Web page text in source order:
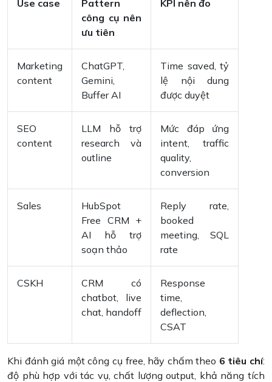
Use case
Pattern
công cụ nên
ưu tiên
KPI nên đo
Marketing
content
ChatGPT,
Gemini,
Buffer AI
Time saved, tỷ
lệ nội dung
được duyệt
SEO
content
LLM hỗ trợ
research và
outline
Mức đáp ứng
intent, traffic
quality,
conversion
Sales
HubSpot
Free CRM +
AI hỗ trợ
soạn thảo
Reply rate,
booked
meeting, SQL
rate
CSKH
CRM có
chatbot, live
chat, handoff
Response
time,
deflection,
CSAT
Khi đánh giá một công cụ free, hãy chấm theo 6 tiêu chí:
độ phù hợp với tác vụ, chất lượng output, khả năng tích